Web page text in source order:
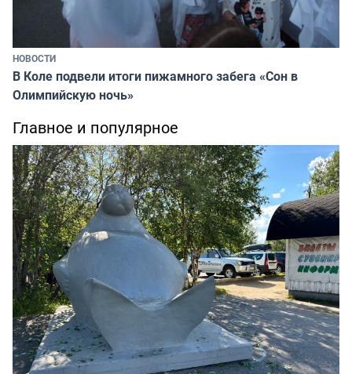
НОВОСТИ
В Коле подвели итоги пижамного забега «Сон в
Олимпийскую ночь»
Главное и популярное